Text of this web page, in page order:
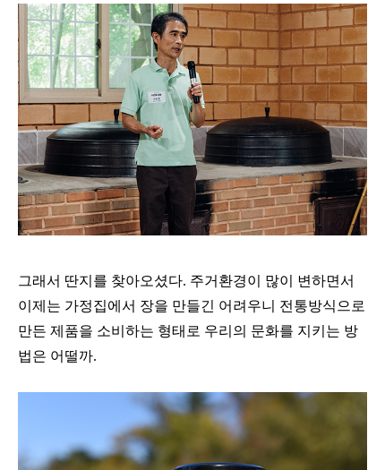
그래서 딴지를 찾아오셨다. 주거환경이 많이 변하면서
이제는 가정집에서 장을 만들긴 어려우니 전통방식으로
만든 제품을 소비하는 형태로 우리의 문화를 지키는 방
법은 어떨까.